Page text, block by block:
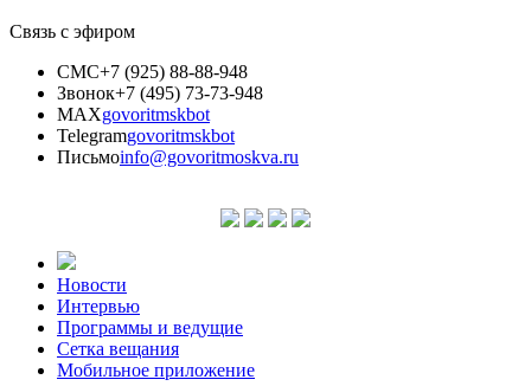
Связь с эфиром
СМС+7 (925) 88-88-948
Звонок+7 (495) 73-73-948
MAXgovoritmskbot
Telegramgovoritmskbot
Письмоinfo@govoritmoskva.ru
Новости
Интервью
Программы и ведущие
Сетка вещания
Мобильное приложение